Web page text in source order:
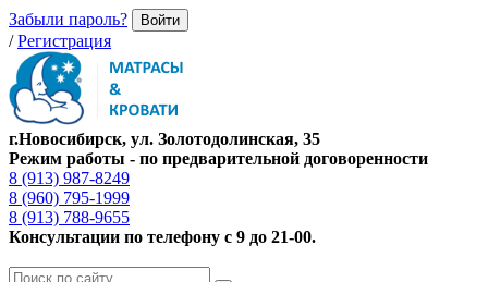
Забыли пароль? Войти
/ Регистрация
г.Новосибирск, ул. Золотодолинская, 35
Режим работы - по предварительной договоренности
8 (913) 987-8249
8 (960) 795-1999
8 (913) 788-9655
Консультации по телефону с 9 до 21-00.